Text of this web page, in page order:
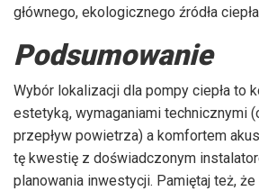
głównego, ekologicznego źródła
Podsumowanie
Wybór lokalizacji dla pompy ciepła to
estetyką, wymaganiami technicznymi
przepływ powietrza) a komfortem
tę kwestię z doświadczonym
planowania inwestycji. Pamiętaj też,